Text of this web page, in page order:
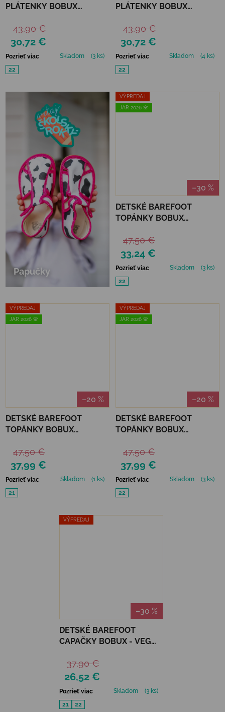
PLÁTENKY BOBUX
JELLY MINT
30,72 €
43,90 €
Pozrieť viac Skladom
(3 ks)
22
PLÁTENKY BOBUX
ORGANIC BLACK
30,72 €
43,90 €
Pozrieť viac Skladom
(4 ks)
22
Papučky
VÝPREDAJ
JAR 2026 🌸
–30 %
DETSKÉ BAREFOOT
TOPÁNKY BOBUX
33,24 €
47,50 €
Pozrieť viac Skladom
(3 ks)
22
VÝPREDAJ
JAR 2026 🌸
–20 %
DETSKÉ BAREFOOT
TOPÁNKY BOBUX
MINT
37,99 €
47,50 €
Pozrieť viac Skladom
(1 ks)
21
VÝPREDAJ
JAR 2026 🌸
–20 %
DETSKÉ BAREFOOT
TOPÁNKY BOBUX
37,99 €
47,50 €
Pozrieť viac Skladom
(3 ks)
22
VÝPREDAJ
–30 %
DETSKÉ BAREFOOT
CAPAČKY BOBUX - VEG
26,52 €
37,90 €
Pozrieť viac Skladom
(3 ks)
21
22